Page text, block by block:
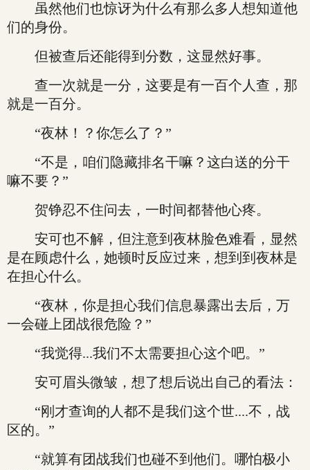
虽然他们也惊讶为什么有那么多人想知道他
们的身份。
但被查后还能得到分数，这显然好事。
查一次就是一分，这要是有一百个人查，那
就是一百分。
“夜林！？你怎么了？”
“不是，咱们隐藏排名干嘛？这白送的分干
嘛不要？”
贺铮忍不住问去，一时间都替他心疼。
安可也不解，但注意到夜林脸色难看，显然
是在顾虑什么，她顿时反应过来，想到到夜林是
在担心什么。
“夜林，你是担心我们信息暴露出去后，万
一会碰上团战很危险？”
“我觉得...我们不太需要担心这个吧。”
安可眉头微皱，想了想后说出自己的看法：
“刚才查询的人都不是我们这个世....不，战
区的。”
“就算有团战我们也碰不到他们。哪怕极小